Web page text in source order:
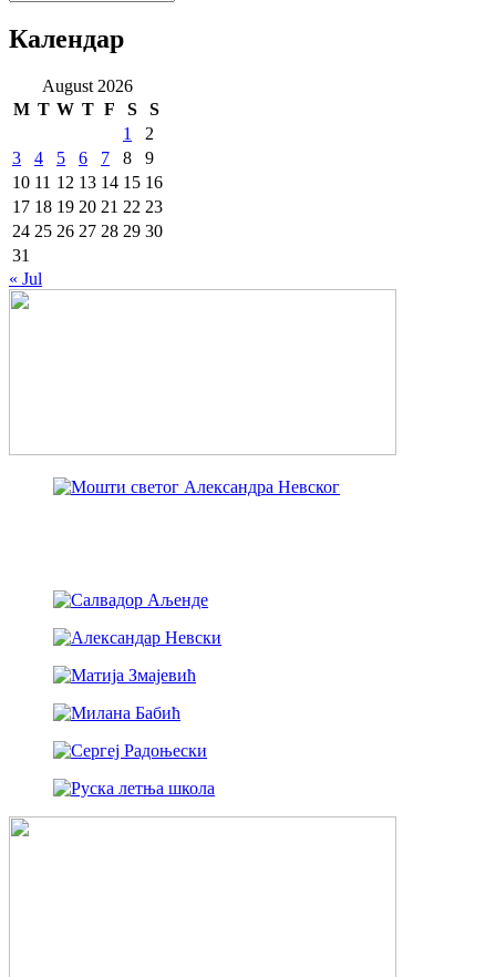
Календар
August 2026
M T W T F S
S
1
2
3
4 5 6 7 8
9
10 11 12 13 14 15 16
17 18 19 20 21 22 23
24 25 26 27 28 29 30
31
« Jul